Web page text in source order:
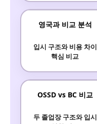
영국과 비교 분석
입시 구조와 비용 차이
핵심 비교
OSSD vs BC 비교
두 졸업장 구조와 입시